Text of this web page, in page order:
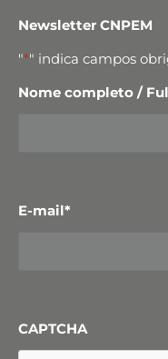
Newsletter CNPEM
"*" indica campos
Nome completo /
E-mail*
CAPTCHA